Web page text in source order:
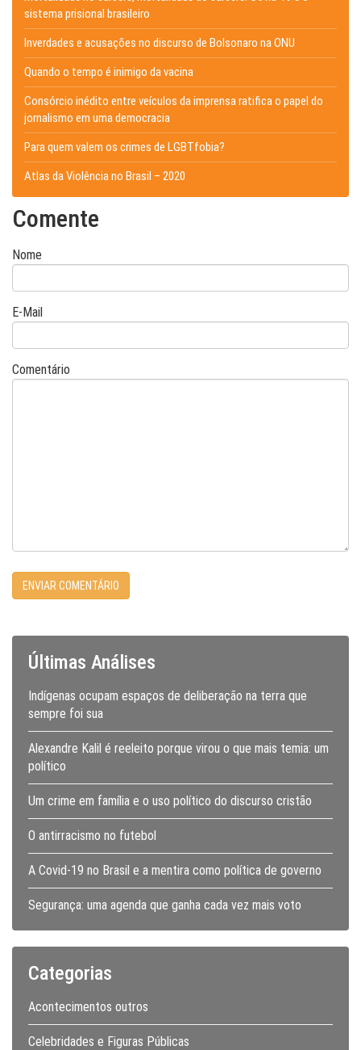
sistema prisional brasileiro
Inverdades e acusações no discurso de Bolsonaro na ONU
Quando o tempo é inimigo da vacina
Consórcio inédito entre veículos da imprensa ratifica o papel do
jornalismo em uma democracia
Para quem valem os crimes de LGBTfobia?
Atlas da Violência no Brasil – 2020
Comente
Nome
E-Mail
Comentário
Últimas Análises
Indígenas ocupam espaços de deliberação na terra que
sempre foi sua
Alexandre Kalil é reeleito porque virou o que mais temia: um
político
Um crime em família e o uso político do discurso cristão
O antirracismo no futebol
A Covid-19 no Brasil e a mentira como política de governo
Segurança: uma agenda que ganha cada vez mais voto
Categorias
Acontecimentos outros
Celebridades e Figuras Públicas